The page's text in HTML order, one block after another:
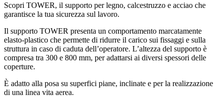
Scopri TOWER, il supporto per legno, calcestruzzo e acciao che
garantisce la tua sicurezza sul lavoro.
Il supporto TOWER presenta un comportamento marcatamente
elasto-plastico che permette di ridurre il carico sui fissaggi e sulla
struttura in caso di caduta dell’operatore. L’altezza del supporto è
compresa tra 300 e 800 mm, per adattarsi ai diversi spessori delle
coperture.
È adatto alla posa su superfici piane, inclinate e per la realizzazione
di una linea vita aerea.